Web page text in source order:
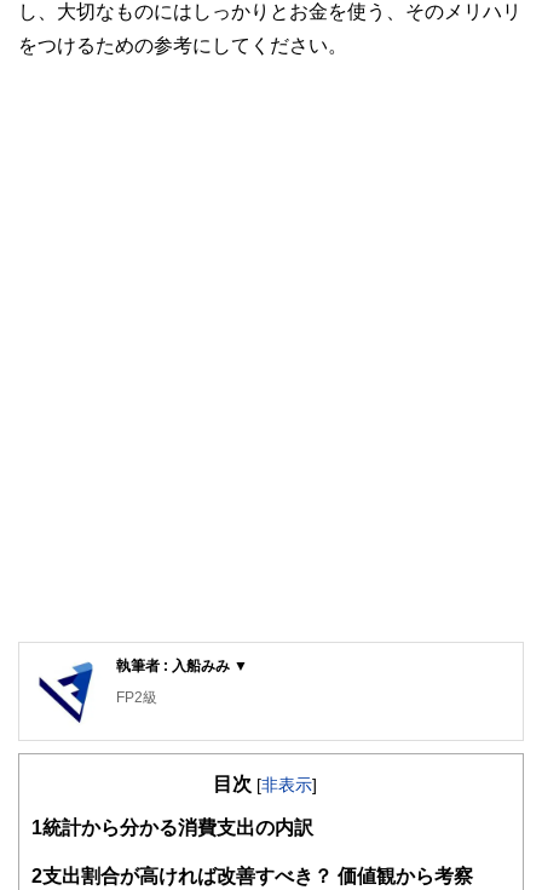
し、大切なものにはしっかりとお金を使う、そのメリハリ
をつけるための参考にしてください。
執筆者 : 入船みみ ▼
FP2級
目次 [非表示]
1統計から分かる消費支出の内訳
2支出割合が高ければ改善すべき？ 価値観から考察